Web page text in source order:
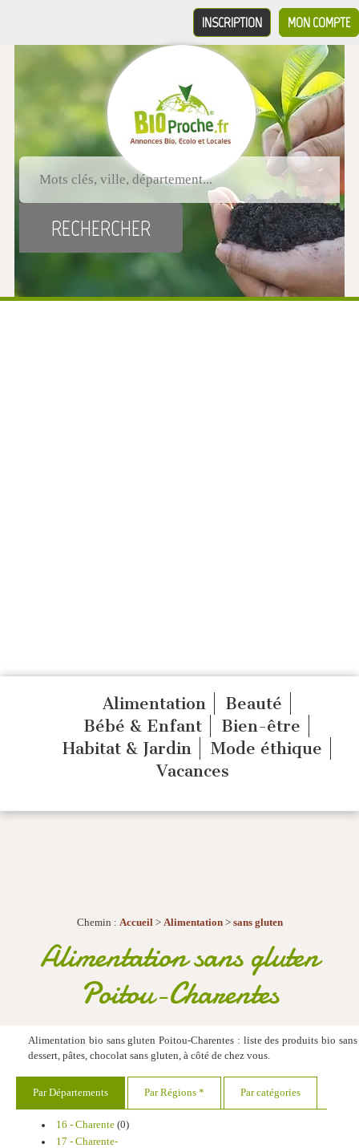
MON COMPTE
INSCRIPTION
Alimentation
Beauté
Bébé & Enfant
Bien-être
Habitat & Jardin
Mode éthique
Vacances
Chemin : Accueil> Alimentation > sans gluten
Alimentation sans gluten
Poitou-Charentes
Alimentation bio sans gluten Poitou-Charentes : liste des produits bio
dessert, pâtes, chocolat sans gluten, à côté de chez vous.
Par Départements Par Régions * Par catégories
16 - Charente(0)
17 - Charente-